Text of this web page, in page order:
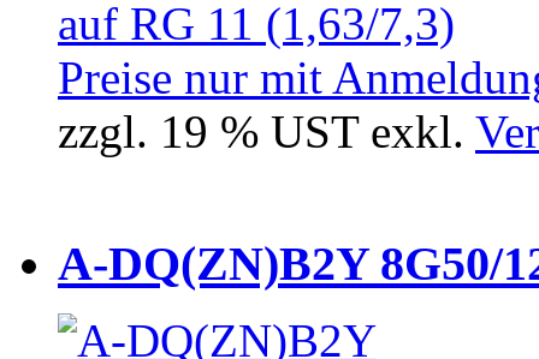
Preise nur mit
zzgl. 19 % UST exkl.
A-DQ(ZN)B2Y 8G50/